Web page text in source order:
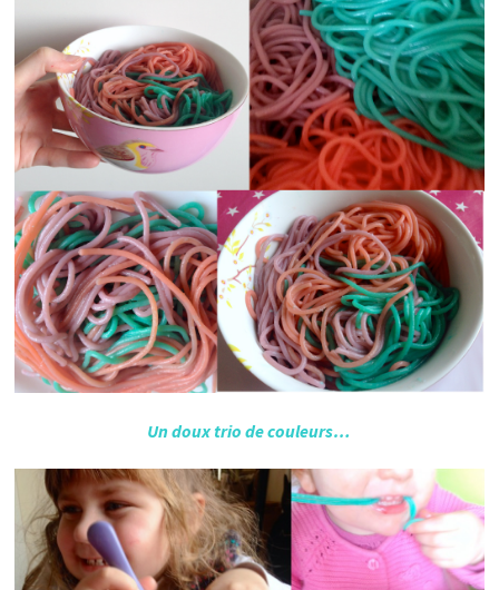
Un doux trio de couleurs…